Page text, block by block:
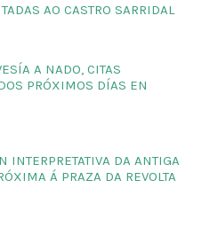
AO CASTRO SARRIDAL
A NADO, CITAS
PRÓXIMOS DÍAS EN
INTERPRETATIVA DA ANTIGA
Á PRAZA DA REVOLTA